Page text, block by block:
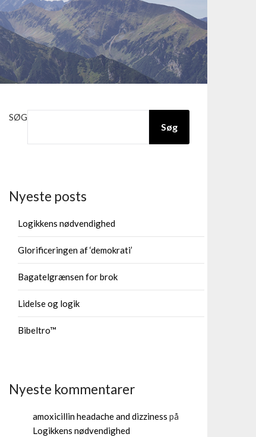
SØG
Søg
Nyeste posts
Logikkens nødvendighed
Glorificeringen af ‘demokrati’
Bagatelgrænsen for brok
Lidelse og logik
Bibeltro™
Nyeste kommentarer
amoxicillin headache and dizziness på
Logikkens nødvendighed